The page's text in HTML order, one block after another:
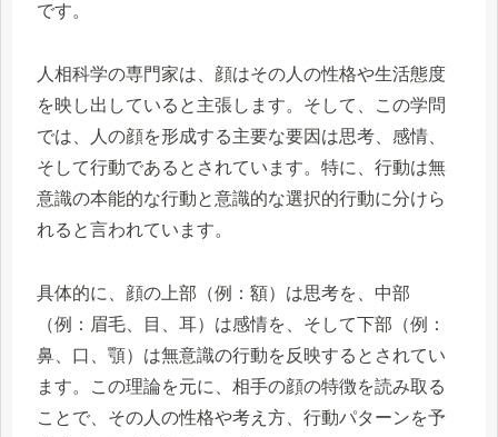
です。
人相科学の専門家は、顔はその人の性格や生活態度
を映し出していると主張します。そして、この学問
では、人の顔を形成する主要な要因は思考、感情、
そして行動であるとされています。特に、行動は無
意識の本能的な行動と意識的な選択的行動に分けら
れると言われています。
具体的に、顔の上部（例：額）は思考を、中部
（例：眉毛、目、耳）は感情を、そして下部（例：
鼻、口、顎）は無意識の行動を反映するとされてい
ます。この理論を元に、相手の顔の特徴を読み取る
ことで、その人の性格や考え方、行動パターンを予